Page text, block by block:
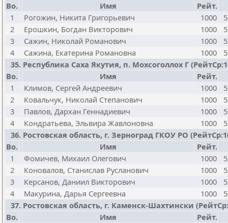
Bo.
Имя
Рейт.
1
Рогожин, Никита Григорьевич 1000
2
Ерошкин, Богдан Викторович 1000
3
Сажин, Николай Романович 1000
4
Сажина, Екатерина Романовна 1000
35. Республика Саха Якутия, п. Мохсоголлох Г
Bo.
Имя
Рейт.
1
Климов, Сергей Андреевич 1000
2
Ковальчук, Николай Степанович 1000
3
Павлов, Дархан Геннадиевич 1000
4
Кондратьева, Эльвира Жавлоновна 1000
36. Ростовская область, г. Зерноград ГКОУ РО
Bo.
Имя
Рейт.
1
Фомичев, Михаил Олегович 1000
2
Коновалов, Станислав Русланович 1000
3
Керсанов, Даниил Викторович 1000
4
Макурина, Дарья Сергеевна 1000
37. Ростовская область, г. Каменск-Шахтински
Bo.
Имя
Рейт.